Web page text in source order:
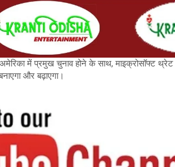
में प्रमुख चुनाव होने के साथ, माइक्रोसॉफ्ट थ्रेट
और बढ़ाएगा।